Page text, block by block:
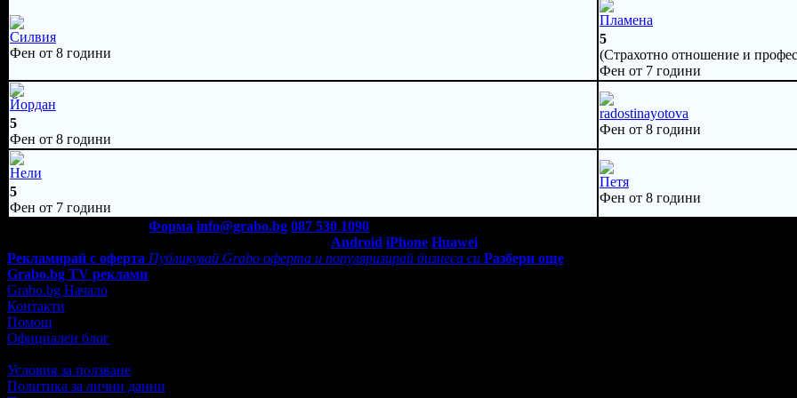
Силвия
Фен от 8 години
Пламена
5
(Страхотно отношение и
Фен от 7 години
Йордан
5
Фен от 8 години
radostinayotova
Фен от 8 години
Нели
5
Фен от 7 години
Петя
Фен от 8 години
Форма info@grabo.bg 087 530 1090
Android iPhone Huawei
Рекламирай с оферта Публикувай Grabo оферта и популяризирай бизнеса си Разбери още
Grabo.bg TV реклами
Grabo.bg Начало
Контакти
Помощ
Официален блог
Условия за ползване
Политика за лични данни